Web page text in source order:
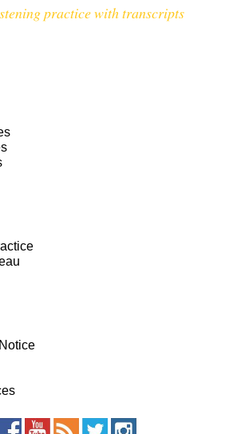
practice with transcripts